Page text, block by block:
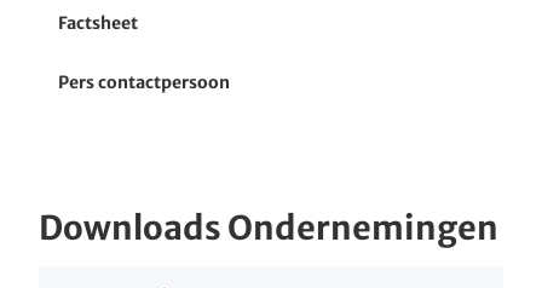
Factsheet
Pers contactpersoon
Downloads Ondernemingen